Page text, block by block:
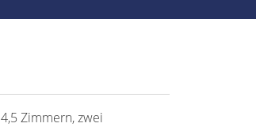
Zimmern, zwei